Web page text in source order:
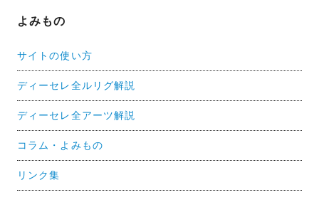
よみもの
サイトの使い方
ディーセレ全ルリグ解説
ディーセレ全アーツ解説
コラム・よみもの
リンク集